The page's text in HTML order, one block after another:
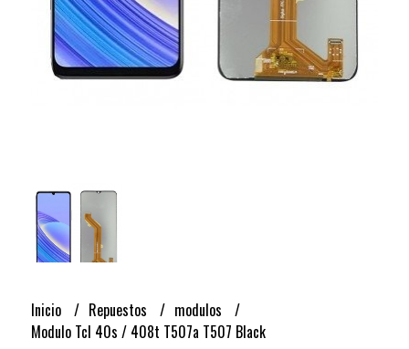
Inicio Repuestos
modulos
Modulo Tcl 40s / 408t T507a T507 Black